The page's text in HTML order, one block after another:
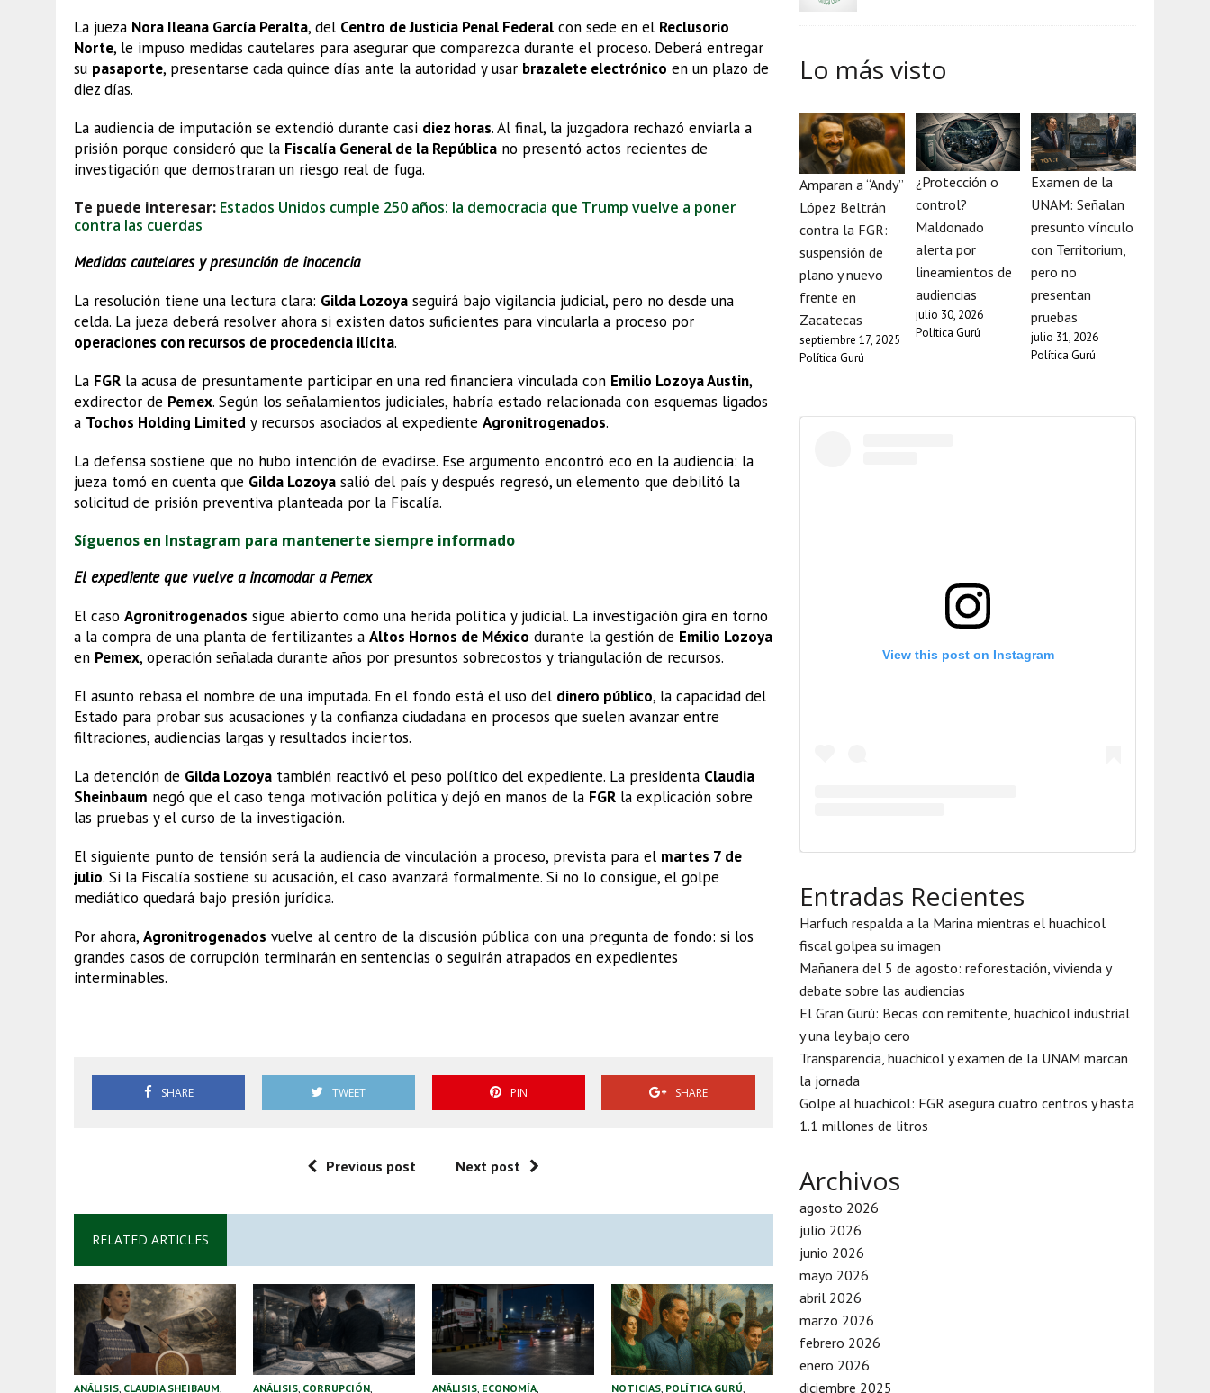
La jueza Nora Ileana García Peralta, del Centro de Justicia Penal Federal con sede en el Reclusorio
Norte, le impuso medidas cautelares para asegurar que comparezca durante el proceso. Deberá entregar
su pasaporte, presentarse cada quince días ante la autoridad y usar brazalete electrónico en un plazo de
diez días.
La audiencia de imputación se extendió durante casi diez horas. Al final, la juzgadora rechazó enviarla a
prisión porque consideró que la Fiscalía General de la República no presentó actos recientes de
investigación que demostraran un riesgo real de fuga.
Te puede interesar: Estados Unidos cumple 250 años: la democracia que Trump vuelve a poner
contra las cuerdas
Medidas cautelares y presunción de inocencia
La resolución tiene una lectura clara: Gilda Lozoya seguirá bajo vigilancia judicial, pero no desde una
celda. La jueza deberá resolver ahora si existen datos suficientes para vincularla a proceso por
operaciones con recursos de procedencia ilícita.
La FGR la acusa de presuntamente participar en una red financiera vinculada con Emilio Lozoya Austin,
exdirector de Pemex. Según los señalamientos judiciales, habría estado relacionada con esquemas ligados
a Tochos Holding Limited y recursos asociados al expediente Agronitrogenados.
La defensa sostiene que no hubo intención de evadirse. Ese argumento encontró eco en la audiencia: la
jueza tomó en cuenta que Gilda Lozoya salió del país y después regresó, un elemento que debilitó la
solicitud de prisión preventiva planteada por la Fiscalía.
Síguenos en Instagram para mantenerte siempre informado
El expediente que vuelve a incomodar a Pemex
El caso Agronitrogenados sigue abierto como una herida política y judicial. La investigación gira en torno
a la compra de una planta de fertilizantes a Altos Hornos de México durante la gestión de Emilio Lozoya
en Pemex, operación señalada durante años por presuntos sobrecostos y triangulación de recursos.
El asunto rebasa el nombre de una imputada. En el fondo está el uso del dinero público, la capacidad del
Estado para probar sus acusaciones y la confianza ciudadana en procesos que suelen avanzar entre
filtraciones, audiencias largas y resultados inciertos.
La detención de Gilda Lozoya también reactivó el peso político del expediente. La presidenta Claudia
Sheinbaum negó que el caso tenga motivación política y dejó en manos de la FGR la explicación sobre
las pruebas y el curso de la investigación.
El siguiente punto de tensión será la audiencia de vinculación a proceso, prevista para el martes 7 de
julio. Si la Fiscalía sostiene su acusación, el caso avanzará formalmente. Si no lo consigue, el golpe
mediático quedará bajo presión jurídica.
Por ahora, Agronitrogenados vuelve al centro de la discusión pública con una pregunta de fondo: si los
grandes casos de corrupción terminarán en sentencias o seguirán atrapados en expedientes
interminables.
SHARE TWEET PIN SHARE
Previous post Next post
RELATED ARTICLES
ANÁLISIS, CLAUDIA SHEIBAUM, ANÁLISIS, CORRUPCIÓN, ANÁLISIS, ECONOMÍA, NOTICIAS, POLÍTICA GURÚ,
Lo más visto
Amparan a “Andy”
López Beltrán
contra la FGR:
suspensión de
plano y nuevo
frente en
Zacatecas
septiembre 17, 2025
Política Gurú
¿Protección o
control?
Maldonado
alerta por
lineamientos de
audiencias
julio 30, 2026
Política Gurú
Examen de la
UNAM: Señalan
presunto vínculo
con Territorium,
pero no
presentan
pruebas
julio 31, 2026
Política Gurú
View this post on Instagram
Entradas Recientes
Harfuch respalda a la Marina mientras el huachicol
fiscal golpea su imagen
Mañanera del 5 de agosto: reforestación, vivienda y
debate sobre las audiencias
El Gran Gurú: Becas con remitente, huachicol industrial
y una ley bajo cero
Transparencia, huachicol y examen de la UNAM marcan
la jornada
Golpe al huachicol: FGR asegura cuatro centros y hasta
1.1 millones de litros
Archivos
agosto 2026
julio 2026
junio 2026
mayo 2026
abril 2026
marzo 2026
febrero 2026
enero 2026
diciembre 2025